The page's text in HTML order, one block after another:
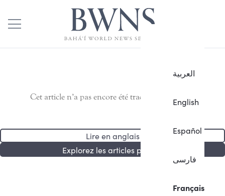
العربية
English
Español
فارسی
Français
Cet article n’a pas encore été traduit en français.
Lire en anglais
Explorez les articles publiés